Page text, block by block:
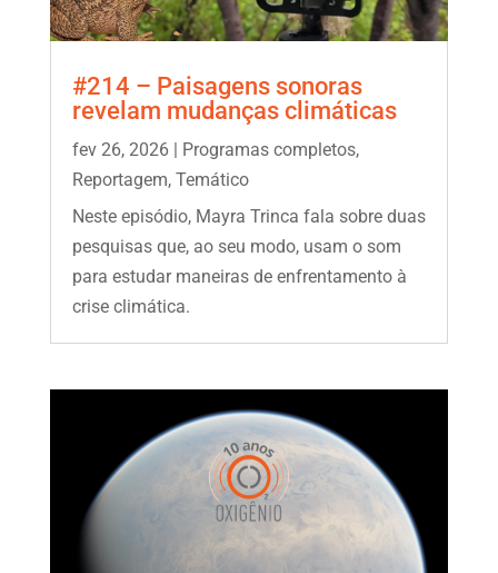
#214 – Paisagens sonoras
revelam mudanças climáticas
fev 26, 2026| Programas completos,
Reportagem, Temático
Neste episódio, Mayra Trinca fala sobre duas
pesquisas que, ao seu modo, usam o som
para estudar maneiras de enfrentamento à
crise climática.